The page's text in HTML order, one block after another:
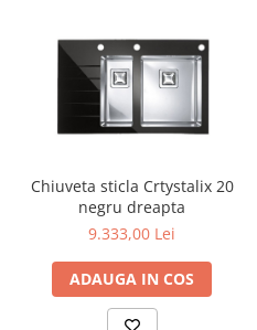
Chiuveta sticla Crtystalix 20
negru dreapta
9.333,00 Lei
ADAUGA IN COS